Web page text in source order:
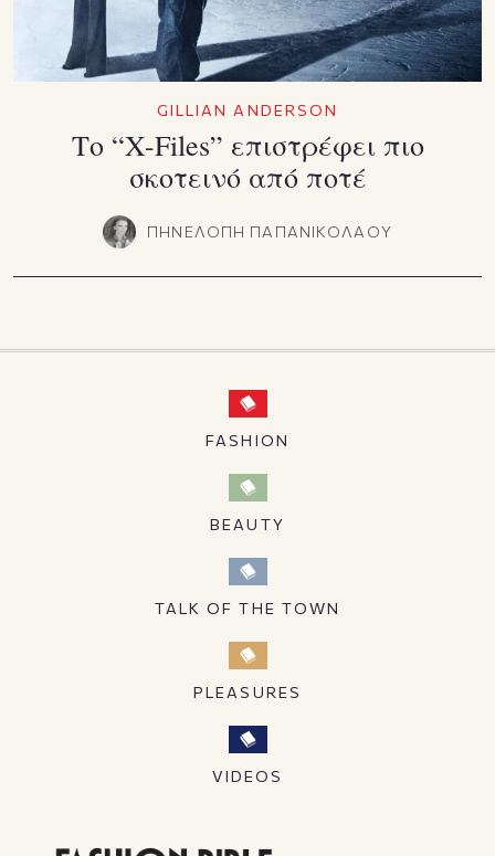
GILLIAN ANDERSON
Το “X-Files” επιστρέφει πιο
σκοτεινό από ποτέ
ΠΗΝΕΛΟΠΗ ΠΑΠΑΝΙΚΟΛΑΟΥ
FASHION
BEAUTY
TALK OF THE TOWN
PLEASURES
VIDEOS